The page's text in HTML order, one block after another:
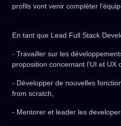
profils vont venir compléter
En tant que Lead Full Stack
- Travailler sur les
proposition concernant l'UI et UX
- Développer de nouvelles
from scratch,
- Mentorer et leader les